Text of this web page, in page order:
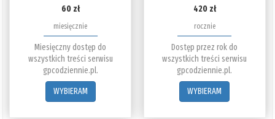
60 zł
miesięcznie
Miesięczny dostęp do
wszystkich treści serwisu
gpcodziennie.pl.
WYBIERAM
420 zł
rocznie
Dostęp przez rok do
wszystkich treści serwisu
gpcodziennie.pl.
WYBIERAM